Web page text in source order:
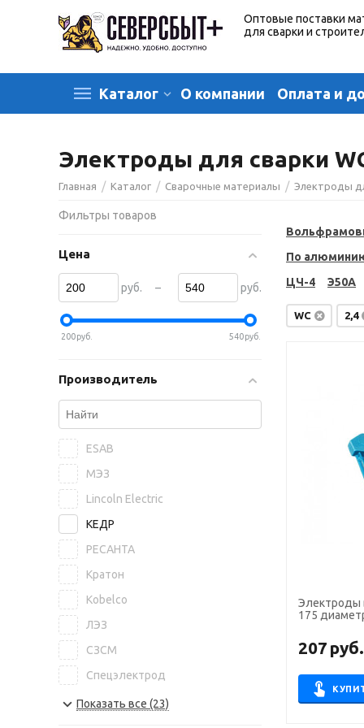
Оптовые поставки
для сварки и
Каталог О компании Оплата и
Электроды для сварки
Главная / Каталог / Сварочные материалы / Электроды
По
ЦЧ-4
Э50А
WC 2,4
Электроды
175
207 руб.
Фильтры товаров
Цена
руб. – руб.
200руб. 540руб.
Производитель
ESAB
МЭЗ
Lincoln Electric
КЕДР
РЕСАНТА
Кратон
Kobelco
ЛЭЗ
СЗСМ
Спецэлектрод
NITTETSU
Показать все (23)